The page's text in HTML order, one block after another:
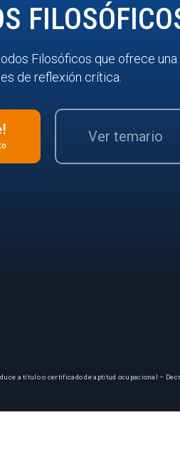
Filosóficos que ofrece
de reflexión crítica.
Ver temario
a título o certificado de aptitud ocupacional –